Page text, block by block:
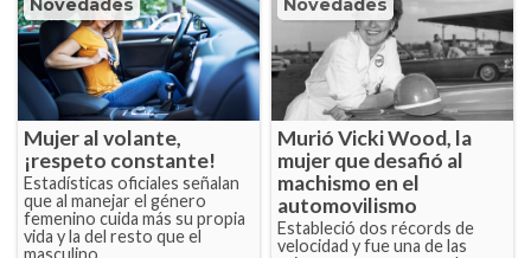
Novedades
Mujer al volante,
¡respeto constante!
Estadísticas oficiales señalan
que al manejar el género
femenino cuida más su propia
vida y la del resto que el
masculino.
Novedades
Murió Vicki Wood, la
mujer que desafió al
machismo en el
automovilismo
Estableció dos récords de
velocidad y fue una de las